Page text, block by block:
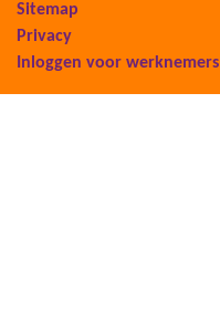
Sitemap
Privacy
Inloggen voor werknemers